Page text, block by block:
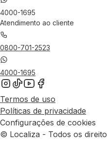
4000-1695
Atendimento ao cliente
0800-701-2523
4000-1695
Termos de uso
Políticas de privacidade
Configurações de cookies
© Localiza - Todos os